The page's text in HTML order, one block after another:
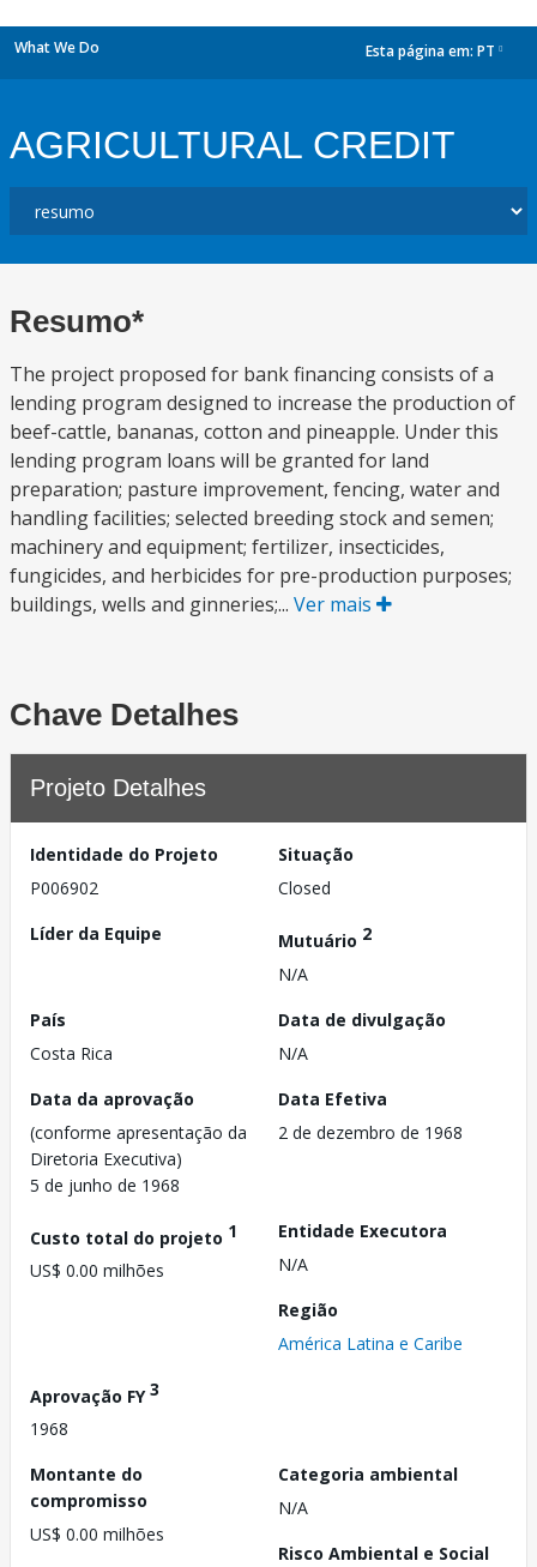
What We Do Esta página em: PT
AGRICULTURAL CREDIT
Resumo*
The project proposed for bank financing consists of a
lending program designed to increase the production of
beef-cattle, bananas, cotton and pineapple. Under this
lending program loans will be granted for land
preparation; pasture improvement, fencing, water and
handling facilities; selected breeding stock and semen;
machinery and equipment; fertilizer, insecticides,
fungicides, and herbicides for pre-production purposes;
buildings, wells and ginneries;... Ver mais
Chave Detalhes
Projeto Detalhes
Identidade do Projeto
P006902
Situação
Closed
Líder da Equipe
Mutuário 2
N/A
País
Costa Rica
Data de divulgação
N/A
Data da aprovação
(conforme apresentação da
Diretoria Executiva)
5 de junho de 1968
Data Efetiva
2 de dezembro de 1968
Custo total do projeto 1
US$ 0.00 milhões
Entidade Executora
N/A
Região
América Latina e Caribe
Aprovação FY3
1968
Montante do
compromisso
US$ 0.00 milhões
Categoria ambiental
N/A
Risco Ambiental e Social